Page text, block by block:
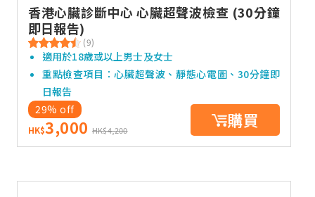
香港心臟診斷中心 心臟超聲波檢查 (30分鐘
即日報告)
(9)
適用於18歲或以上男士及女士
重點檢查項目：心臟超聲波、靜態心電圖、30分鐘即
日報告
29% off
HK$3,000 HK$4,200 購買